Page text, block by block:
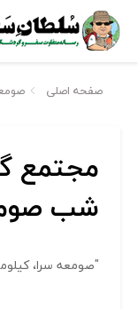
صفحه اصلی
مجتمع
شب
"صومعه سرا، کیلومتر 25 جاده بین المللی فومن به